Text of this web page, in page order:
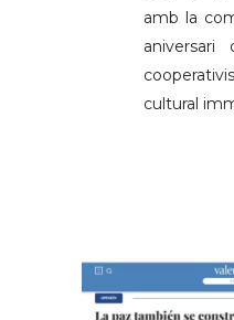
amb la
aniversari
cultural